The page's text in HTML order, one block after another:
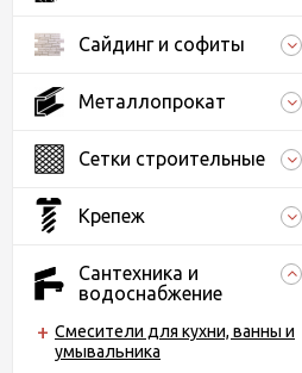
Сайдинг и софиты
Металлопрокат
Сетки строительные
Крепеж
Сантехника и
водоснабжение
Смесители для кухни, ванны и
умывальника